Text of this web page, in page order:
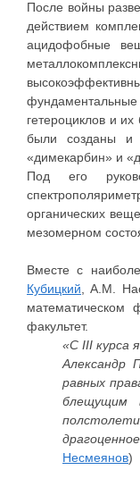
После войны
действием
ацидофобные
гетероциклов и
были созданы и
«димекарбин» и
Под его
органических
мезомерном
Вместе с
Кубицкий , А.М.
математическом
факультет.
«С III курса
Александр
равных
блещущим
Несмеянов)